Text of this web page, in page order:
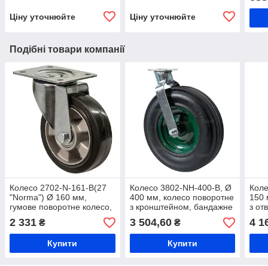
Ціну уточнюйте Ціну уточнюйте
Подібні товари компанії
Колесо 2702-N-161-B(27
"Norma") Ø 160 мм,
гумове поворотне колесо,
склопакетів, колесо до 300
кг
2 331 ₴
Купити
Колесо 3802-NH-400-B, Ø
400 мм, колесо поворотне
з кронштейном, бандажне
колесо, гумове колесо на
візок, колесо для
обладнання
3 504,60₴
Купити
150
з
на
візок
4